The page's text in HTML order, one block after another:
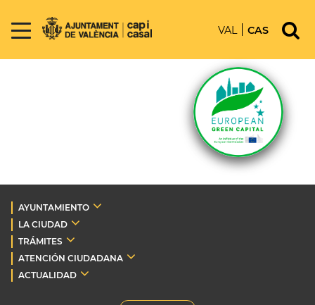
VAL CAS
AYUNTAMIENTO
LA CIUDAD
TRÁMITES
ATENCIÓN CIUDADANA
ACTUALIDAD